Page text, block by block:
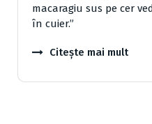
macaragiu sus pe cer
în cuier.”
Citește mai mult